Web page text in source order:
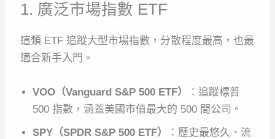
1. 廣泛市場指數 ETF
這類 ETF 追蹤大型市場指數，分散程度最高，也最
適合新手入門。
VOO（Vanguard S&P 500 ETF）
：追蹤標普
500 指數，涵蓋美國市值最大的 500 間公司。
SPY（SPDR S&P 500 ETF）
：歷史最悠久、流